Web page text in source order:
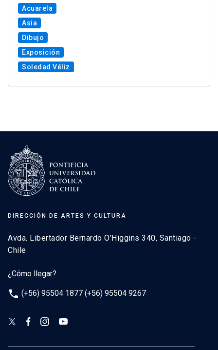
Acuarela
Asia
Dibujo
Exposición
Soledad Véliz
DIRECCIÓN DE ARTES Y CULTURA
Avda. Libertador Bernardo O’Higgins 340, Santiago -
Chile
¿Cómo llegar?
phone (+56) 95504 1877 (+56) 95504 9267